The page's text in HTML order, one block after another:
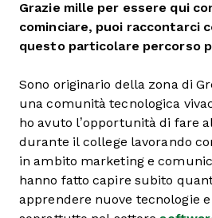
Grazie mille per essere qui
cominciare, puoi raccontarci
questo particolare percorso
Sono originario della zona di
una comunità tecnologica
ho avuto l’opportunità di fare
durante il college lavorando
in ambito marketing e
hanno fatto capire subito
apprendere nuove tecnologie